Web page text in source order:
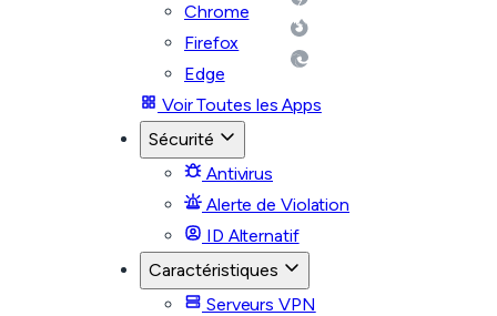
Chrome
Firefox
Edge
Voir Toutes les Apps
Sécurité
Antivirus
Alerte de Violation
ID Alternatif
Caractéristiques
Serveurs VPN